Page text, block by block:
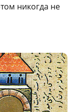
никогда не